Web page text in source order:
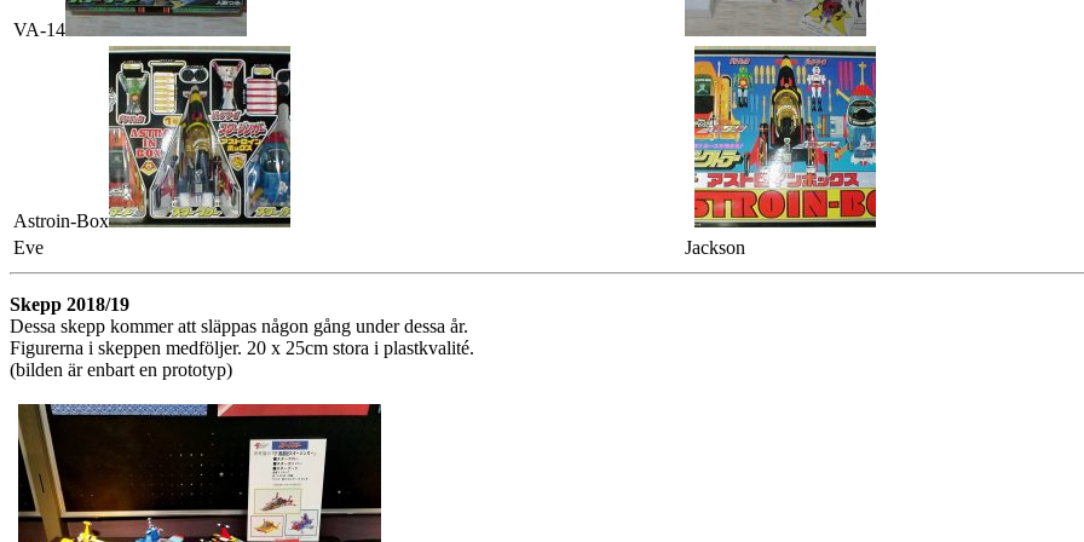
VA-14
Astroin-Box
Eve
Jackson
Skepp 2018/19
Dessa skepp kommer att släppas någon gång under dessa år.
Figurerna i skeppen medföljer. 20 x 25cm stora i plastkvalité.
(bilden är enbart en prototyp)